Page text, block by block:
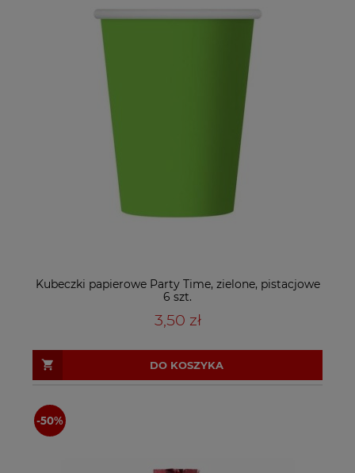
Kubeczki papierowe Party Time, zielone, pistacjowe
6 szt.
3,50 zł
DO KOSZYKA